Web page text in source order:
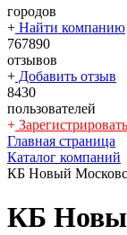
городов
+ Найти компанию
767890
отзывов
+ Добавить отзыв
8430
пользователей
+
Главная страница
Каталог компаний
КБ Новый
КБ